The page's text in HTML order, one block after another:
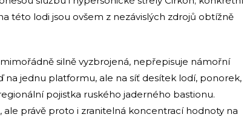
této lodi jsou ovšem z nezávislých zdrojů obtížně
silně vyzbrojená, nepřepisuje námořní
na jednu platformu, ale na síť desítek lodí, ponorek,
pojistka ruského jaderného bastionu.
ale právě proto i zranitelná koncentrací hodnoty na